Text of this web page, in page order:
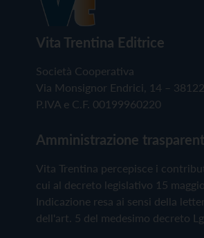
Vita Trentina Editrice
Società Cooperativa
Via Monsignor Endrici, 14 –
P.IVA e C.F. 00199960220
Amministrazione
Vita Trentina percepisce i
cui al decreto legislativo 15
Indicazione resa ai sensi della
dell'art. 5 del medesimo decreto